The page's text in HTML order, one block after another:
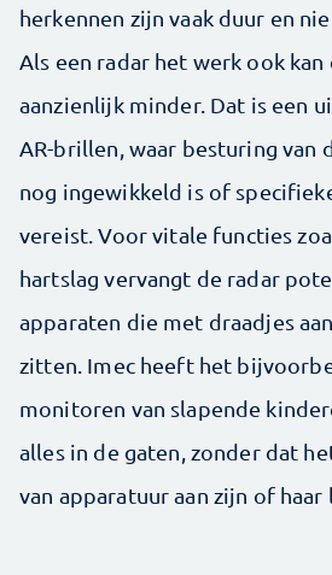
herkennen zijn vaak duur en
Als een radar het werk ook
aanzienlijk minder. Dat is een
AR-brillen, waar besturing van
nog ingewikkeld is of
vereist. Voor vitale functies
hartslag vervangt de radar
apparaten die met draadjes
zitten. Imec heeft het
monitoren van slapende
alles in de gaten, zonder dat
van apparatuur aan zijn of haar